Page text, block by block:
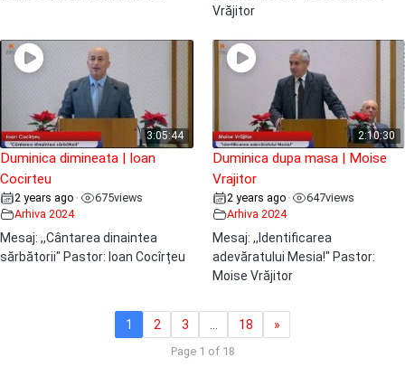
Vrăjitor
3:05:44
Duminica dimineata | Ioan
Cocirteu
2 years ago • 675views
Arhiva 2024
Mesaj: ,,Cântarea dinaintea
sărbătorii" Pastor: Ioan Cocîrțeu
2:10:30
Duminica dupa masa | Moise
Vrajitor
2 years ago • 647views
Arhiva 2024
Mesaj: ,,Identificarea
adevăratului Mesia!" Pastor:
Moise Vrăjitor
1 2 3 18 »
Page 1 of 18